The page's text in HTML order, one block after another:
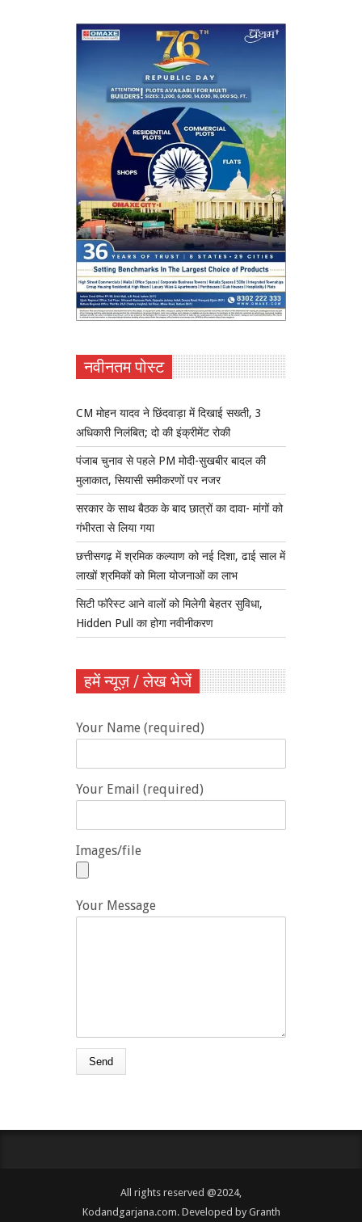
नवीनतम पोस्ट
CM मोहन यादव ने छिंदवाड़ा में दिखाई सख्ती, 3
अधिकारी निलंबित; दो की इंक्रीमेंट रोकी
पंजाब चुनाव से पहले PM मोदी-सुखबीर बादल की
मुलाकात, सियासी समीकरणों पर नजर
सरकार के साथ बैठक के बाद छात्रों का दावा- मांगों को
गंभीरता से लिया गया
छत्तीसगढ़ में श्रमिक कल्याण को नई दिशा, ढाई साल में
लाखों श्रमिकों को मिला योजनाओं का लाभ
सिटी फॉरेस्ट आने वालों को मिलेगी बेहतर सुविधा,
Hidden Pull का होगा नवीनीकरण
हमें न्यूज़ / लेख भेजें
Your Name (required)
Your Email (required)
Images/file
Your Message
All rights reserved @2024,
Kodandgarjana.com. Developed by Granth